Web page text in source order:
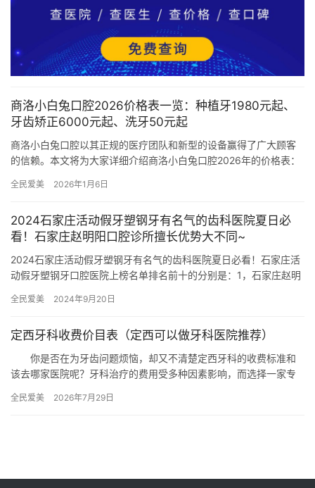
商洛小白兔口腔2026价格表一览：种植牙1980元起、
牙齿矫正6000元起、洗牙50元起
商洛小白兔口腔以其正规的医疗团队和新型的设备赢得了广大顾客
的信赖。本文将为大家详细介绍商洛小白兔口腔2026年的价格表：
全民爱美 2026年1月6日
2024石家庄活动假牙塑钢牙有名气的齿科医院夏日必
看！石家庄赵明阳口腔诊所擅长优势大不同~
2024石家庄活动假牙塑钢牙有名气的齿科医院夏日必看！石家庄活
动假牙塑钢牙口腔医院上榜名单排名前十的分别是：1，石家庄赵明
全民爱美 2024年9月20日
定西牙科收费价目表（定西可以做牙科医院推荐）
你是否在为牙齿问题烦恼，却又不清楚定西牙科的收费标准和
该去哪家医院呢？牙科治疗的费用受多种因素影响，而选择一家专
费情况…
全民爱美 2026年7月29日